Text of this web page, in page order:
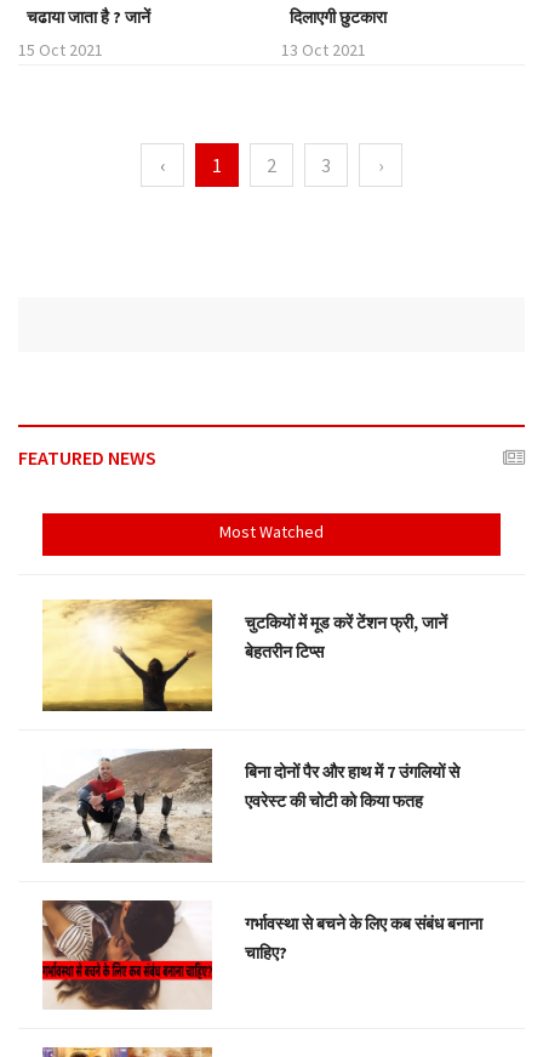
चढाया जाता है ? जानें
15 Oct 2021
दिलाएगी छुटकारा
13 Oct 2021
‹ 1 2 3 ›
FEATURED NEWS
Most Watched
चुटकियों में मूड करें टेंशन फ्री, जानें
बेहतरीन टिप्स
बिना दोनों पैर और हाथ में 7 उंगलियों से
एवरेस्ट की चोटी को किया फतह
गर्भावस्था से बचने के लिए कब संबंध बनाना
चाहिए?